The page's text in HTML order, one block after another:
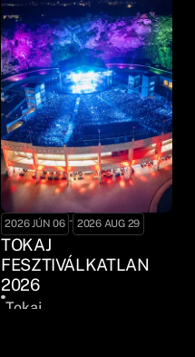
2026 JÚN 06 - 2026 AUG 29
TOKAJ
FESZTIVÁLKATLAN
2026
Tokaj